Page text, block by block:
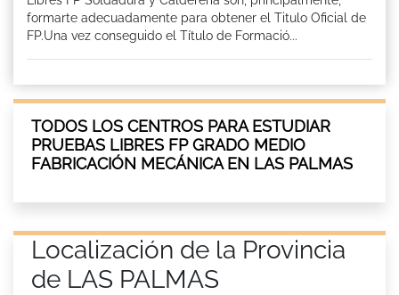
formarte adecuadamente para obtener el Titulo Oficial de
FP.Una vez conseguido el Título de Formació...
TODOS LOS CENTROS PARA ESTUDIAR
PRUEBAS LIBRES FP GRADO MEDIO
FABRICACIÓN MECÁNICA EN LAS PALMAS
Localización de la Provincia
de LAS PALMAS